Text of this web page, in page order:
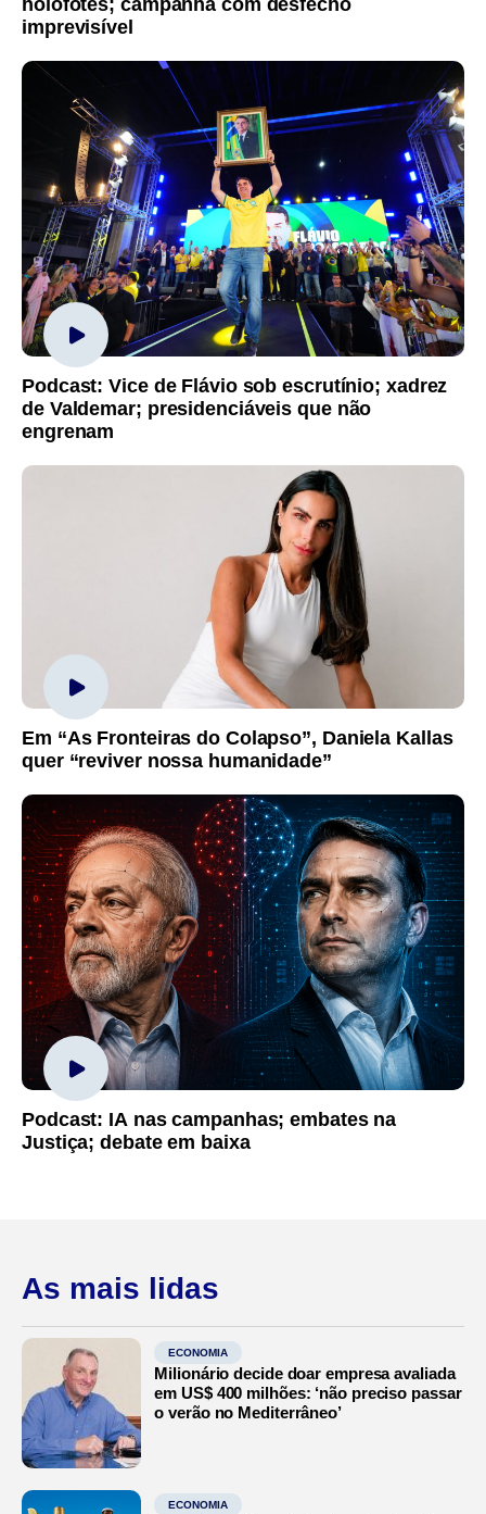
holofotes; campanha com desfecho
imprevisível
Podcast: Vice de Flávio sob escrutínio; xadrez
de Valdemar; presidenciáveis que não
engrenam
Em “As Fronteiras do Colapso”, Daniela Kallas
quer “reviver nossa humanidade”
Podcast: IA nas campanhas; embates na
Justiça; debate em baixa
As mais lidas
ECONOMIA
Milionário decide doar empresa avaliada
em US$ 400 milhões: ‘não preciso passar
o verão no Mediterrâneo’
ECONOMIA